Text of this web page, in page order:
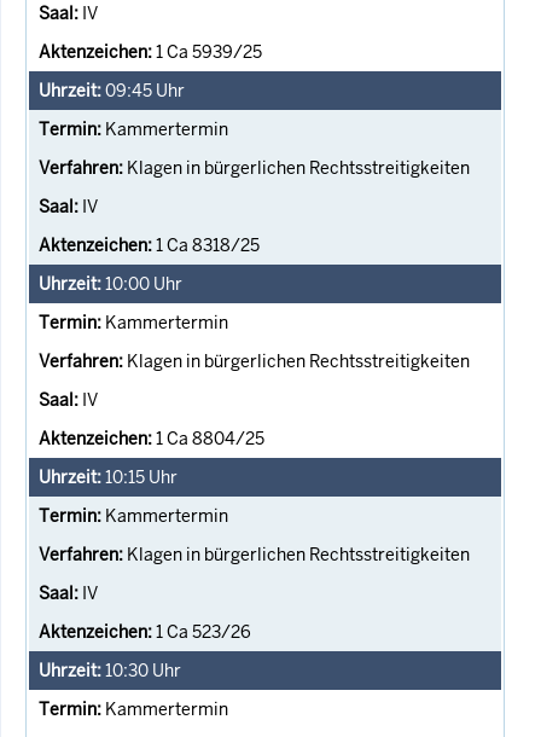
IV
1 Ca 5939/25
09:45 Uhr
Kammertermin
Klagen in bürgerlichen Rechtsstreitigkeiten
IV
1 Ca 8318/25
10:00 Uhr
Kammertermin
Klagen in bürgerlichen Rechtsstreitigkeiten
IV
1 Ca 8804/25
10:15 Uhr
Kammertermin
Klagen in bürgerlichen Rechtsstreitigkeiten
IV
1 Ca 523/26
10:30 Uhr
Kammertermin